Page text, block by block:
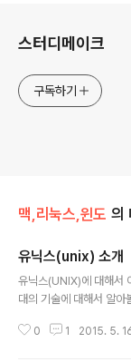
스터디메이크
구독하기
맥,리눅스,윈도 의
유닉스(unix) 소개
유닉스(UNIX)에 대해서
대의 기술에 대해서 알아
마다 운영체제(OS)가 달
0 1 2015. 5.